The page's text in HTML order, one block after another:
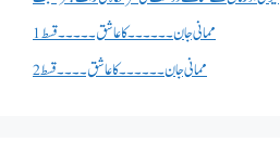
ممانی جان ۔۔۔۔۔۔کا عاشق ۔۔۔۔۔قسط 1
ممانی جان ۔۔۔۔۔۔کا عاشق ۔۔۔۔قسط 2